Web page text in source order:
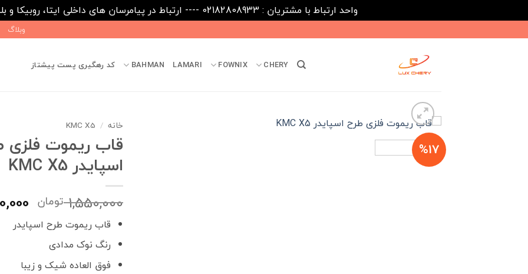
واحد ارتباط با مشتریان : 02182808933 ---- ارتباط در پیامرسان های داخلی ایتا، روبیکا و بله : 09031116395
to
وبلاگ
CHERY
FOWNIX
LAMARI
BAHMAN کد رهگیری پست پیشتاز
%17
خانه /
KMC X5
قاب ریموت فلزی
اسپایدر KMC X5
1,550,000 تومان
قاب ریموت طرح اسپایدر
رنگ نوک مدادی
فوق العاده شیک و زیبا